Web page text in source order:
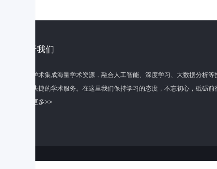
关于我们
百度学术集成海量学术资源，融合人工智能、深度学习、大数据分析
全面快捷的学术服务。在这里我们保持学习的态度，不忘初心，砥砺前
了解更多>>